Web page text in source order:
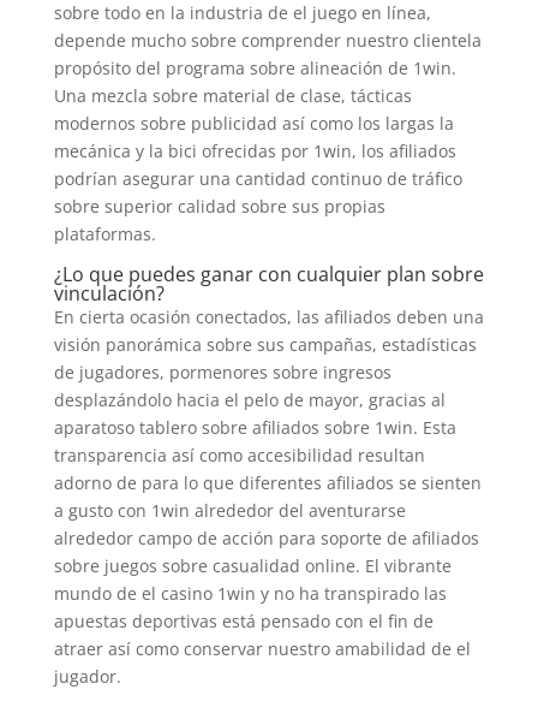
sobre todo en la industria de el juego en línea,
depende mucho sobre comprender nuestro clientela
propósito del programa sobre alineación de 1win.
Una mezcla sobre material de clase, tácticas
modernos sobre publicidad así­ como los largas la
mecánica y la bici ofrecidas por 1win, los afiliados
podrían asegurar una cantidad continuo de tráfico
sobre superior calidad sobre sus propias
plataformas.
¿Lo que puedes ganar con cualquier plan sobre
vinculación?
En cierta ocasión conectados, las afiliados deben una
visión panorámica sobre sus campañas, estadísticas
de jugadores, pormenores sobre ingresos
desplazándolo hacia el pelo de mayor, gracias al
aparatoso tablero sobre afiliados sobre 1win. Esta
transparencia así­ como accesibilidad resultan
adorno de para lo que diferentes afiliados se sienten
a gusto con 1win alrededor del aventurarse
alrededor campo de acción para soporte de afiliados
sobre juegos sobre casualidad online. El vibrante
mundo de el casino 1win y no ha transpirado las
apuestas deportivas está pensado con el fin de
atraer así­ como conservar nuestro amabilidad de el
jugador.